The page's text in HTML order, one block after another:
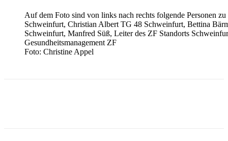
Auf dem Foto sind von links nach rechts folgende Personen
Schweinfurt, Christian Albert TG 48 Schweinfurt, Bettina
Schweinfurt, Manfred Süß, Leiter des ZF Standorts
Gesundheitsmanagement ZF
Foto: Christine Appel